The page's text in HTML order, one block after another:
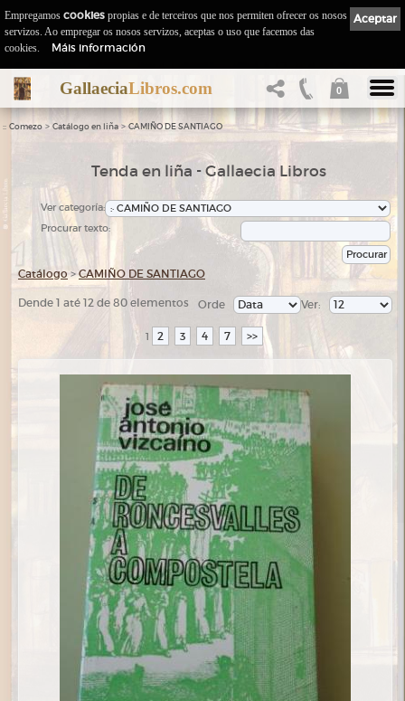
GallaeciaLibros.com 0
:: Comezo > Catálogo en liña > CAMIÑO DE SANTIAGO
Tenda en liña - Gallaecia Libros
Ver categoría:
Procurar texto:
Catálogo >CAMIÑO DE SANTIAGO
Dende 1 até 12 de 80 elementos Ver:
Orde
1 2 3 4 7 >>
Aceptar
Empregamos cookies propias e de terceiros que nos permiten ofrecer os nosos
servizos. Ao empregar os nosos servizos, aceptas o uso que facemos das
cookies.
Máis información